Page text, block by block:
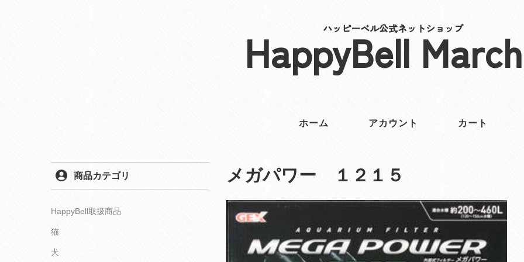
ハッピーベル公式ネットショップ
HappyBell
ホーム アカウント カート
メガパワー １２１５
商品カテゴリ
HappyBell取扱商品
猫
犬